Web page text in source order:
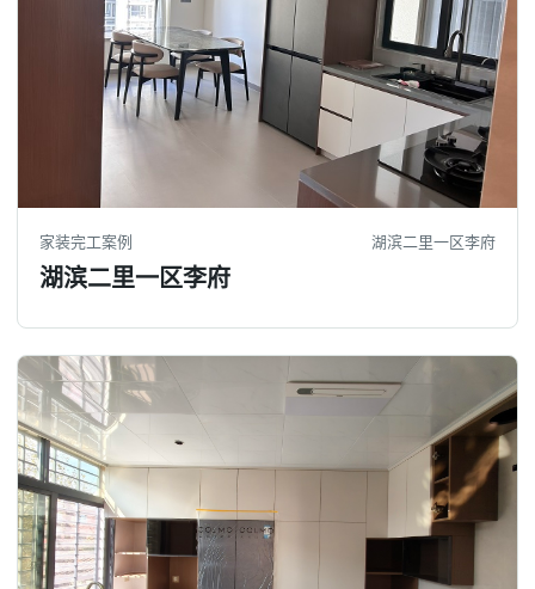
家装完工案例 湖滨二里一区李府
湖滨二里一区李府